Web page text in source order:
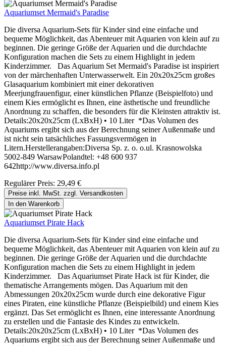
Aquariumset Mermaid's Paradise
Die diversa Aquarium-Sets für Kinder sind eine einfache und
bequeme Möglichkeit, das Abenteuer mit Aquarien von klein auf zu
beginnen. Die geringe Größe der Aquarien und die durchdachte
Konfiguration machen die Sets zu einem Highlight in jedem
Kinderzimmer. Das Aquarium Set Mermaid's Paradise ist inspiriert
von der märchenhaften Unterwasserwelt. Ein 20x20x25cm großes
Glasaquarium kombiniert mit einer dekorativen
Meerjungfrauenfigur, einer künstlichen Pflanze (Beispielfoto) und
einem Kies ermöglicht es Ihnen, eine ästhetische und freundliche
Anordnung zu schaffen, die besonders für die Kleinsten attraktiv ist.
Details:20x20x25cm (LxBxH) • 10 Liter *Das Volumen des
Aquariums ergibt sich aus der Berechnung seiner Außenmaße und
ist nicht sein tatsächliches Fassungsvermögen in
Litern.Herstellerangaben:Diversa Sp. z. o. o.ul. Krasnowolska
5002-849 WarsawPolandtel: +48 600 937
642http://www.diversa.info.pl
Regulärer Preis: 29,49 €
Preise inkl. MwSt. zzgl. Versandkosten
In den Warenkorb
Aquariumset Pirate Hack
Die diversa Aquarium-Sets für Kinder sind eine einfache und
bequeme Möglichkeit, das Abenteuer mit Aquarien von klein auf zu
beginnen. Die geringe Größe der Aquarien und die durchdachte
Konfiguration machen die Sets zu einem Highlight in jedem
Kinderzimmer. Das Aquariumset Pirate Hack ist für Kinder, die
thematische Arrangements mögen. Das Aquarium mit den
Abmessungen 20x20x25cm wurde durch eine dekorative Figur
eines Piraten, eine künstliche Pflanze (Beispielbild) und einem Kies
ergänzt. Das Set ermöglicht es Ihnen, eine interessante Anordnung
zu erstellen und die Fantasie des Kindes zu entwickeln.
Details:20x20x25cm (LxBxH) • 10 Liter *Das Volumen des
Aquariums ergibt sich aus der Berechnung seiner Außenmaße und